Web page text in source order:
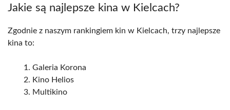
Jakie są najlepsze kina w Kielcach?
Zgodnie z naszym rankingiem kin w Kielcach, trzy najlepsze
kina to:
Galeria Korona
Kino Helios
Multikino